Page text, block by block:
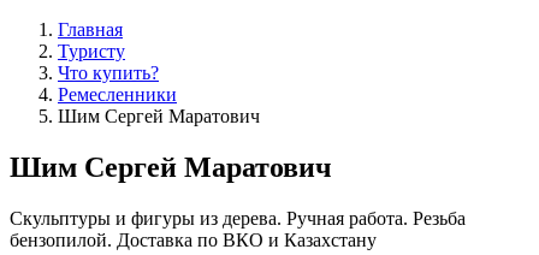
Главная
Туристу
Что купить?
Ремесленники
Шим Сергей Маратович
Шим Сергей Маратович
Скульптуры и фигуры из дерева. Ручная работа. Резьба
бензопилой. Доставка по ВКО и Казахстану